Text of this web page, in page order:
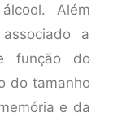
Além
a
função do
do tamanho
e da